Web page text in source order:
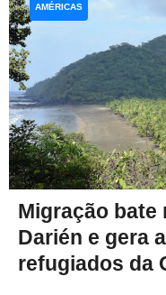
Migração bate
Darién e gera
refugiados da
AMÉRICAS